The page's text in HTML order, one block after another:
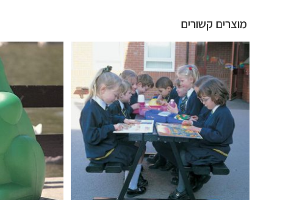
מוצרים קשורים